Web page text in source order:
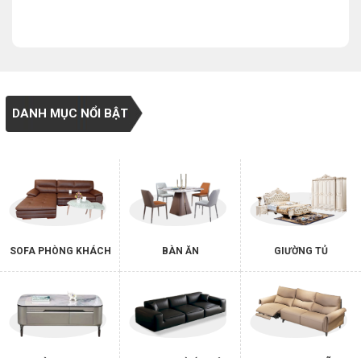
DANH MỤC NỔI BẬT
SOFA PHÒNG KHÁCH BÀN ĂN GIƯỜNG TỦ